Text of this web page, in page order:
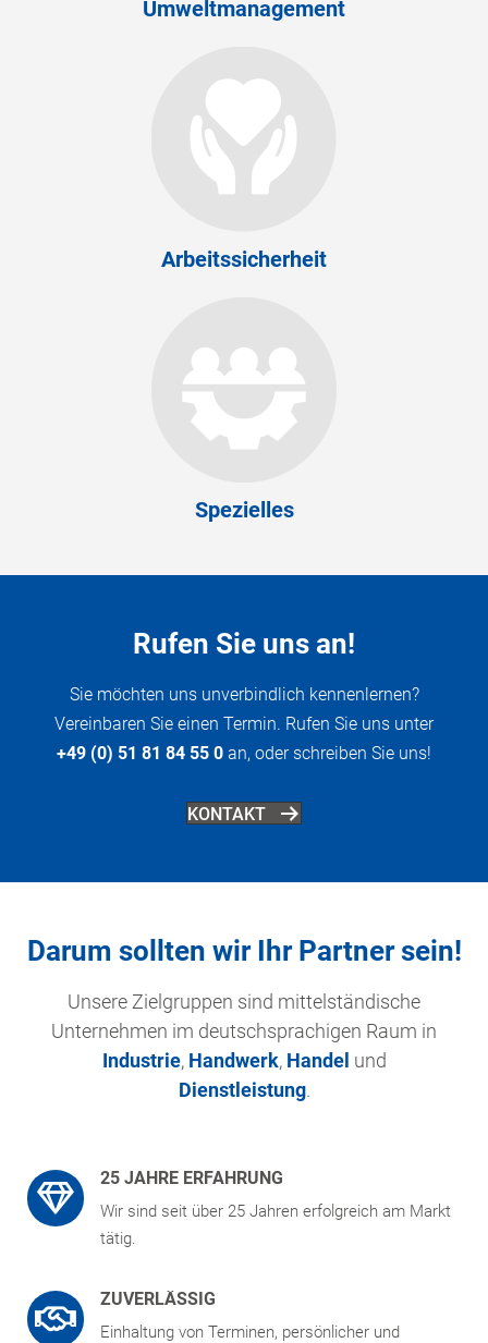
Umweltmanagement
Arbeitssicherheit
Spezielles
Rufen Sie uns an!
Sie möchten uns unverbindlich kennenlernen?
Vereinbaren Sie einen Termin. Rufen Sie uns unter
+49 (0) 51 81 84 55 0 an, oder schreiben Sie uns!
KONTAKT
Darum sollten wir Ihr Partner sein!
Unsere Zielgruppen sind mittelständische
Unternehmen im deutschsprachigen Raum in
Industrie, Handwerk, Handel und
Dienstleistung.
25 JAHRE ERFAHRUNG
Wir sind seit über 25 Jahren erfolgreich am Markt
tätig.
ZUVERLÄSSIG
Einhaltung von Terminen, persönlicher und